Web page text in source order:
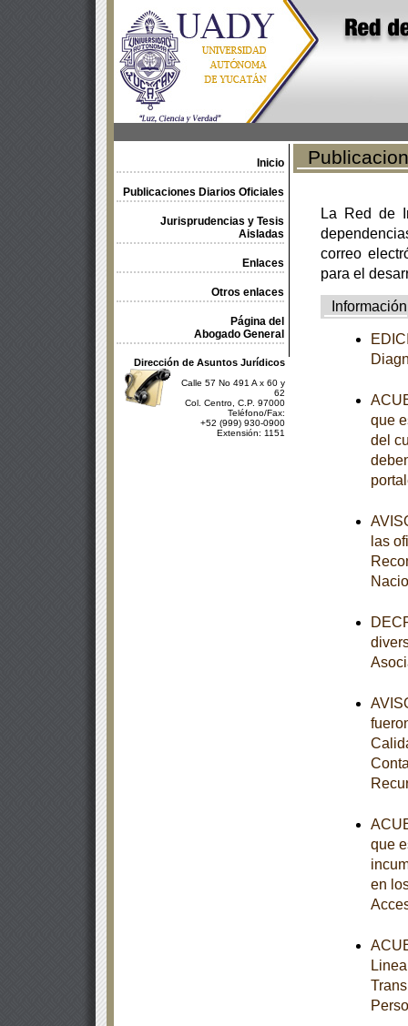
Inicio
Publicaciones Diarios Oficiales
Jurisprudencias y Tesis
Aisladas
Enlaces
Otros enlaces
Página del
Abogado General
Dirección de Asuntos Jurídicos
Calle 57 No 491 A x 60 y
62
Col. Centro, C.P. 97000
Teléfono/Fax:
+52 (999) 930-0900
Extensión: 1151
La Red de
correo
para el
Información
que
del
las
que
en